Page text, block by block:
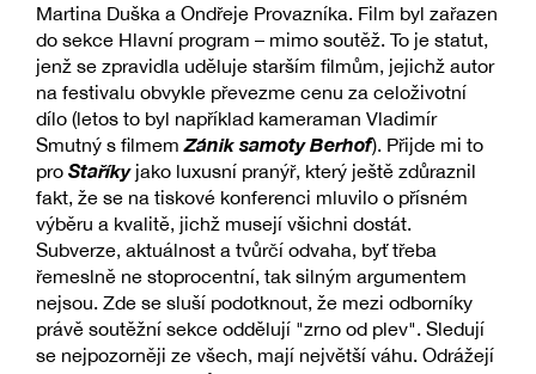
Martina Duška a Ondřeje Provazníka. Film byl zařazen
do sekce Hlavní program – mimo soutěž. To je statut,
jenž se zpravidla uděluje starším filmům, jejichž autor
na festivalu obvykle převezme cenu za celoživotní
dílo (letos to byl například kameraman Vladimír
Smutný s filmemZánik samoty Berhof). Přijde mi to
pro Staříky jako luxusní pranýř, který ještě zdůraznil
fakt, že se na tiskové konferenci mluvilo o přísném
výběru a kvalitě, jichž musejí všichni dostát.
Subverze, aktuálnost a tvůrčí odvaha, byť třeba
řemeslně ne stoprocentní, tak silným argumentem
nejsou. Zde se sluší podotknout, že mezi odborníky
právě soutěžní sekce oddělují "zrno od plev". Sledují
se nejpozorněji ze všech, mají největší váhu. Odrážejí